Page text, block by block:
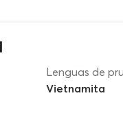
Lenguas de
Vietnamita